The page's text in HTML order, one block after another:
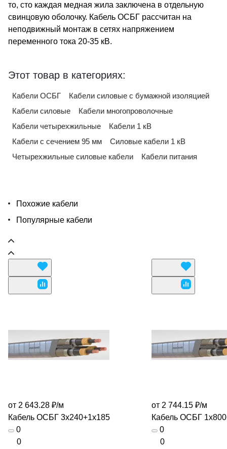
то, сто каждая медная жила заключена в отдельную
свинцовую оболочку. Кабель ОСБГ рассчитан на
неподвижный монтаж в сетях напряжением
переменного тока 20-35 кВ.
Этот товар в категориях:
Кабели ОСБГ
Кабели силовые с бумажной изоляцией
Кабели силовые
Кабели многопроволочные
Кабели четырехжильные
Кабели 1 кВ
Кабели с сечением 95 мм
Силовые кабели 1 кВ
Четырехжильные силовые кабели
Кабели питания
Похожие кабели
Популярные кабели
от 2 643.28 ₽/м
Кабель ОСБГ 3х240+1х185
0
0
от 2 744.15 ₽/м
Кабель ОСБГ
0
0